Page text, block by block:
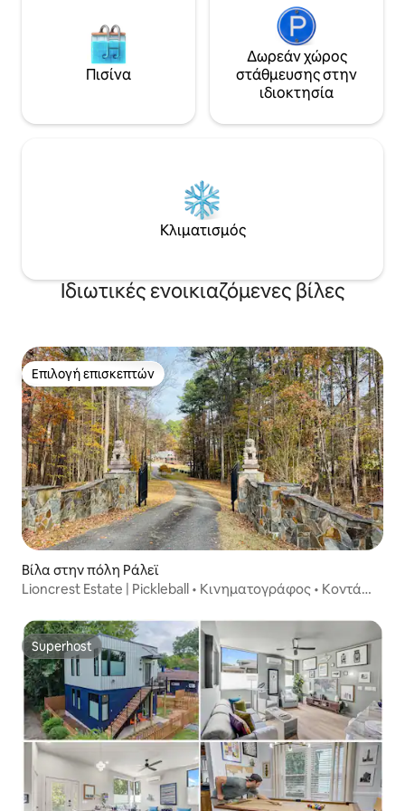
Πισίνα
Δωρεάν χώρος
στάθμευσης στην
ιδιοκτησία
Κλιματισμός
Ιδιωτικές ενοικιαζόμενες βίλες
Επιλογή επισκεπτών
Επιλογή επισκεπτών
Βίλα στην πόλη Ράλεϊ
Lioncrest Estate | Pickleball • Κινηματογράφος • Κοντά
Superhost
Superhost